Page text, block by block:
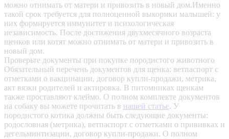
можно отнимать от матери и привозить в новый дом.Именно
такой срок требуется для полноценной выкормки малышей: у
них формируется иммунитет и психологическая
независимость. После достижения двухмесячного возраста
щенков или котят можно отнимать от матери и привозить в
новый дом.
Проверьте документы при покупке породистого животного
Обязательный перечень документов для щенка: ветпаспорт с
отметками о вакцинации, договор купли-продажи, метрика,
акт вязки родителей и актировка. В питомниках щенкам
также проставляют клеймо. О полном комплекте документов
на собаку вы можете прочитать в нашей статье. У
породистого котика должны быть следующие документы:
родословная (метрика), ветпаспорт с отметками о прививках и
дегельминтизации, договор купли-продажи. О полном